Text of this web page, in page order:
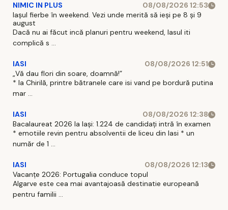
NIMIC IN PLUS
08/08/2026 12:53
Iașul fierbe în weekend. Vezi unde merită să ieși pe 8 și 9
august
Dacă nu ai făcut incă planuri pentru weekend, Iasul iti
complică s ...
IASI
08/08/2026 12:51
„Vă dau flori din soare, doamnă!”
* la Chirilă, printre bătranele care isi vand pe bordură putina
mar ...
IASI
08/08/2026 12:38
Bacalaureat 2026 la Iași: 1.224 de candidați intră în examen
* emotiile revin pentru absolventii de liceu din Iasi * un
număr de 1 ...
IASI
08/08/2026 12:13
Vacanțe 2026: Portugalia conduce topul
Algarve este cea mai avantajoasă destinatie europeană
pentru familii ...